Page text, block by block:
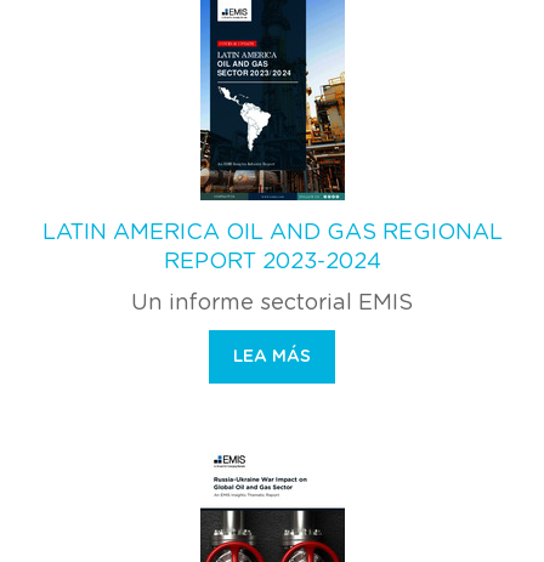
LATIN AMERICA OIL AND GAS REGIONAL
REPORT 2023-2024
Un informe sectorial EMIS
LEA MÁS